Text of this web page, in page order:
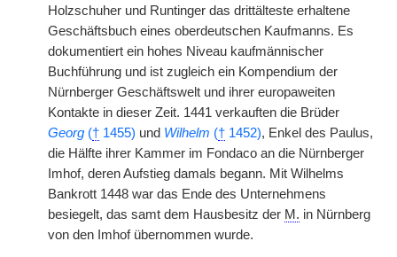
Holzschuher und Runtinger das drittälteste erhaltene
Geschäftsbuch eines oberdeutschen Kaufmanns. Es
dokumentiert ein hohes Niveau kaufmännischer
Buchführung und ist zugleich ein Kompendium der
Nürnberger Geschäftswelt und ihrer europaweiten
Kontakte in dieser Zeit. 1441 verkauften die Brüder
Georg († 1455) und Wilhelm († 1452), Enkel des Paulus,
die Hälfte ihrer Kammer im Fondaco an die Nürnberger
Imhof, deren Aufstieg damals begann. Mit Wilhelms
Bankrott 1448 war das Ende des Unternehmens
besiegelt, das samt dem Hausbesitz der M. in Nürnberg
von den Imhof übernommen wurde.